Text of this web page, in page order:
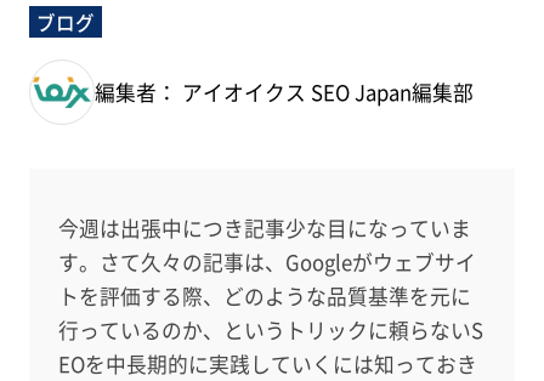
ブログ
編集者： アイオイクス SEO Japan編集部
今週は出張中につき記事少な目になっていま
す。さて久々の記事は、Googleがウェブサイ
トを評価する際、どのような品質基準を元に
行っているのか、というトリックに頼らないS
EOを中長期的に実践していくには知っておき